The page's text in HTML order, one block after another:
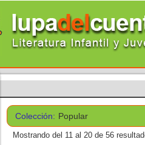
Colección: Popular
Mostrando del 11 al 20 de 56